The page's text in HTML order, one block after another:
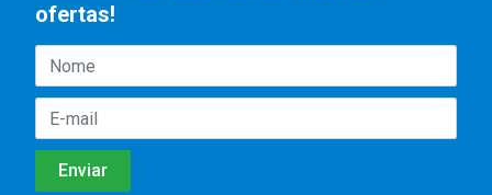
ofertas!